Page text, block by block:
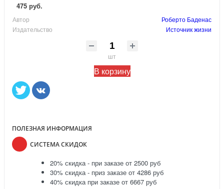
475 руб.
Автор
Роберто Баденас
Издательство
Источник жизни
шт
В корзину
ПОЛЕЗНАЯ ИНФОРМАЦИЯ
СИСТЕМА СКИДОК
20% скидка - при заказе от 2500 руб
30% скидка - приз заказе от 4286 руб
40% скидка при заказе от 6667 руб